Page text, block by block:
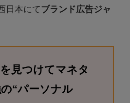
日本にてブランド広告ジャ
見つけてマネタ
“パーソナル